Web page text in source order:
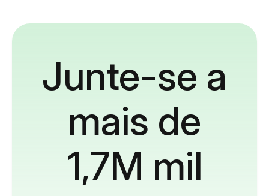
Junte-se a
mais de
1,7M mil